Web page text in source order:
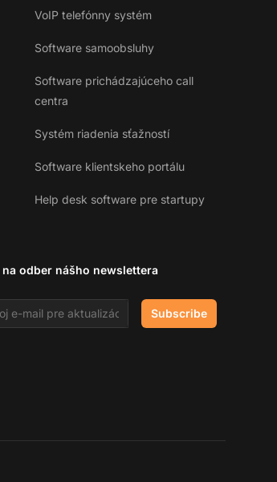
VoIP telefónny systém
Software samoobsluhy
Software prichádzajúceho call
centra
Systém riadenia sťažností
Software klientskeho portálu
Help desk software pre startupy
odber nášho newslettera
Subscribe